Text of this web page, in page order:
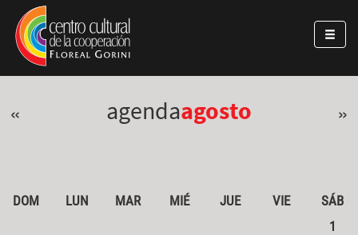
Pasar al contenido principal
Jump to main content
« agendaagosto »
DOM LUN MAR MIÉ JUE VIE
SÁB
1